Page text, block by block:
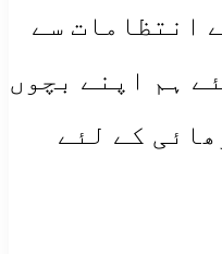
انتظامات سے
ہم اپنے بچوں
کے لئے